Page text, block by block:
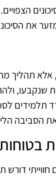
את
אלא
שנקבעו,
תלמידים
את הסביבה
חווייתי